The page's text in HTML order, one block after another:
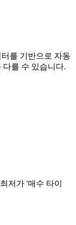
를 기반으로 자동
를 수 있습니다.
저가 '매수 타이